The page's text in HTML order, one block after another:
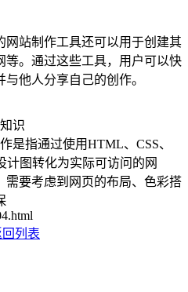
网站制作工具还可以用于创建其
等。通过这些工具，用户可以快
他人分享自己的创作。
识
是指通过使用HTML、CSS、
计图转化为实际可访问的网
需要考虑到网页的布局、色彩搭
列表